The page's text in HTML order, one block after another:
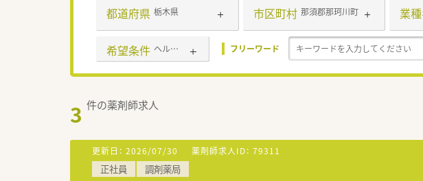
都道府県 栃木県 市区町村 那須郡那珂川町 業種
希望条件 ヘルプ体制充実 フリーワード
3 件の薬剤師求人
更新日： 2026/07/30 薬剤師求人ID： 79311
正社員 調剤薬局